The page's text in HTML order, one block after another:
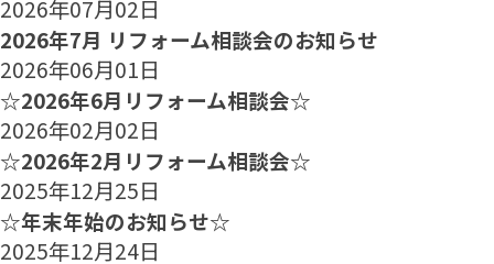
2026年07月02日
2026年7月 リフォーム相談会のお知らせ
2026年06月01日
☆2026年6月リフォーム相談会☆
2026年02月02日
☆2026年2月リフォーム相談会☆
2025年12月25日
☆年末年始のお知らせ☆
2025年12月24日